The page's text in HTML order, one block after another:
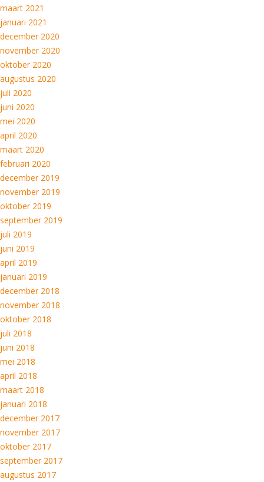
maart 2021
januari 2021
december 2020
november 2020
oktober 2020
augustus 2020
juli 2020
juni 2020
mei 2020
april 2020
maart 2020
februari 2020
december 2019
november 2019
oktober 2019
september 2019
juli 2019
juni 2019
april 2019
januari 2019
december 2018
november 2018
oktober 2018
juli 2018
juni 2018
mei 2018
april 2018
maart 2018
januari 2018
december 2017
november 2017
oktober 2017
september 2017
augustus 2017